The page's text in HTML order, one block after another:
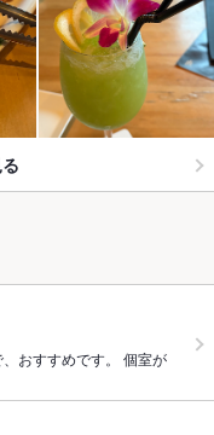
おすすめです。 個室が